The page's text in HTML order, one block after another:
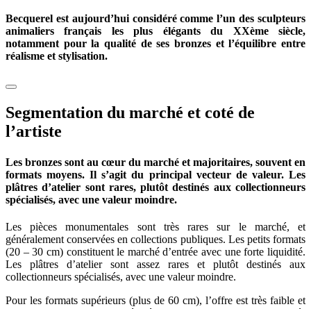
Becquerel est aujourd’hui considéré comme l’un des sculpteurs
animaliers français les plus élégants du XXème siècle,
notamment pour la qualité de ses bronzes et l’équilibre entre
réalisme et stylisation.
Segmentation du marché et coté de
l’artiste
Les bronzes sont au cœur du marché et majoritaires, souvent en
formats moyens. Il s’agit du principal vecteur de valeur. Les
plâtres d’atelier sont rares, plutôt destinés aux collectionneurs
spécialisés, avec une valeur moindre.
Les pièces monumentales sont très rares sur le marché, et
généralement conservées en collections publiques. Les petits formats
(20 – 30 cm) constituent le marché d’entrée avec une forte liquidité.
Les plâtres d’atelier sont assez rares et plutôt destinés aux
collectionneurs spécialisés, avec une valeur moindre.
Pour les formats supérieurs (plus de 60 cm), l’offre est très faible et